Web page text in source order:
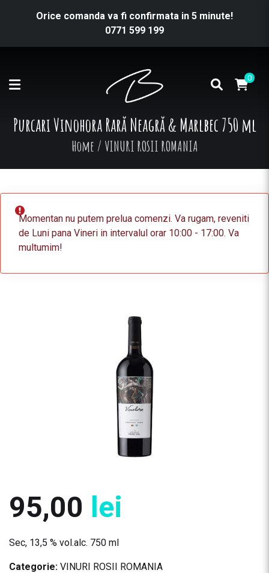
Orice comanda va fi confirmata in 5 minute!
0771 599 199
0
Purcari Vinohora Rară Neagră & Marlbec 750 ml
Home / VINURI ROSII ROMANIA
Momentan nu putem prelua comenzi. Va rugam, reveniti
de Luni pana Vineri in intervalul orar 10:00 - 17:00. Va
multumim!
95,00 lei
Sec, 13,5 % vol.alc. 750 ml
Categorie: VINURI ROSII ROMANIA